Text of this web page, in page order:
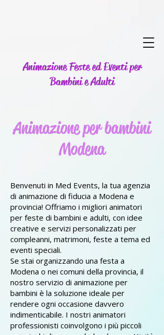
Animazione Feste ed Eventi per
Bambini e Adulti
Animazione per bambini
Modena
Benvenuti in Med Events, la tua agenzia
di animazione di fiducia a Modena e
provincia! Offriamo i migliori animatori
per feste di bambini e adulti, con idee
creative e servizi personalizzati per
compleanni, matrimoni, feste a tema ed
eventi speciali.
Se stai organizzando una festa a
Modena o nei comuni della provincia, il
nostro servizio di animazione per
bambini è la soluzione ideale per
rendere ogni occasione davvero
indimenticabile. I nostri animatori
professionisti coinvolgono i più piccoli